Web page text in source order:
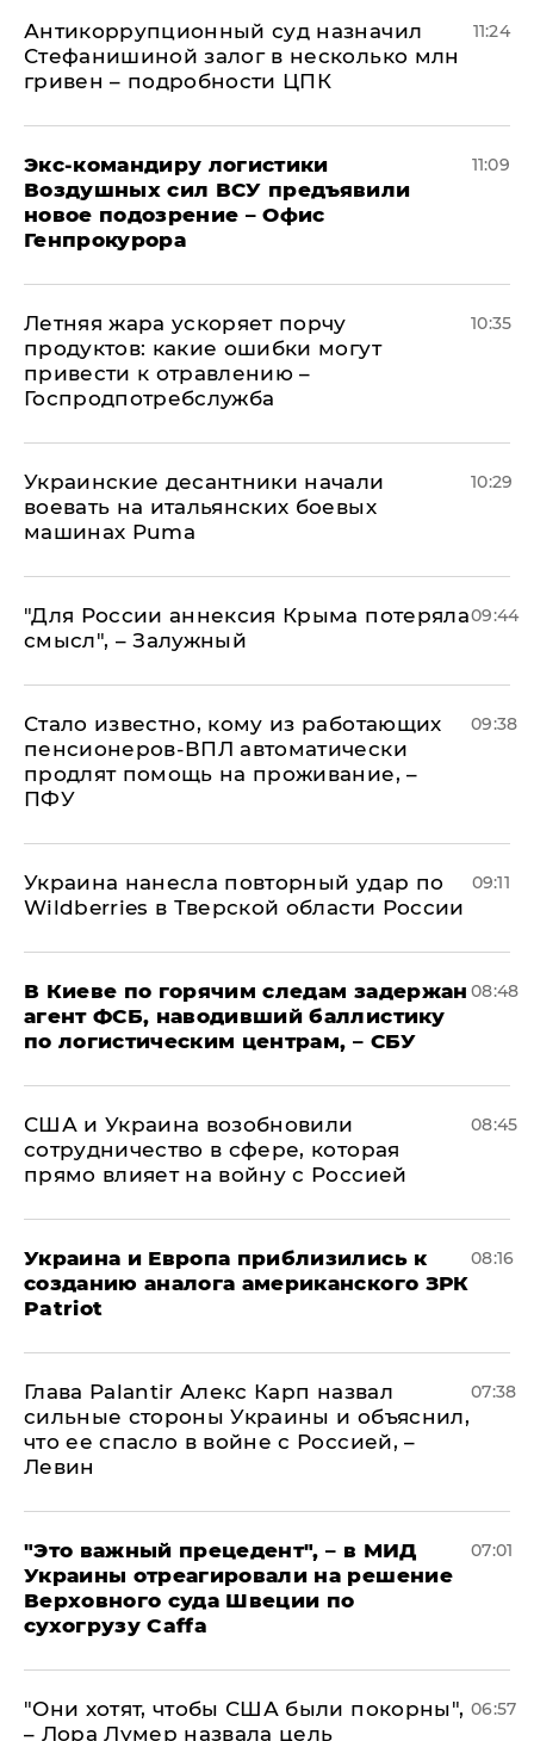
Антикоррупционный суд назначил
Стефанишиной залог в несколько млн
гривен – подробности ЦПК
11:24
Экс-командиру логистики
Воздушных сил ВСУ предъявили
новое подозрение – Офис
Генпрокурора
11:09
Летняя жара ускоряет порчу
продуктов: какие ошибки могут
привести к отравлению –
Госпродпотребслужба
10:35
Украинские десантники начали
воевать на итальянских боевых
машинах Puma
10:29
"Для России аннексия Крыма потеряла
смысл", – Залужный
09:44
Стало известно, кому из работающих
пенсионеров-ВПЛ автоматически
продлят помощь на проживание, –
ПФУ
09:38
Украина нанесла повторный удар по
Wildberries в Тверской области России
09:11
В Киеве по горячим следам задержан
агент ФСБ, наводивший баллистику
по логистическим центрам, – СБУ
08:48
США и Украина возобновили
сотрудничество в сфере, которая
прямо влияет на войну с Россией
08:45
Украина и Европа приблизились к
созданию аналога американского ЗРК
Patriot
08:16
Глава Palantir Алекс Карп назвал
сильные стороны Украины и объяснил,
что ее спасло в войне с Россией, –
Левин
07:38
"Это важный прецедент", – в МИД
Украины отреагировали на решение
Верховного суда Швеции по
сухогрузу Caffa
07:01
"Они хотят, чтобы США были покорны",
– Лора Лумер назвала цель
06:57